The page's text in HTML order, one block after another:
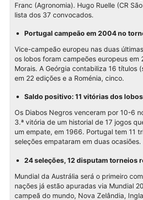
Franc (Agronomia). Hugo Ruelle (CR
lista dos 37 convocados.
Portugal campeão em 2004 no
Vice-campeão europeu nas duas
os lobos foram campeões europeus em
Morais. A Geórgia contabiliza 16 títulos
em 22 edições e a Roménia, cinco.
Saldo positivo: 11 vitórias dos lobos
Os Diabos Negros venceram por 10-6
3.ª vitória de um historial de 17 jogos
um empate, em 1966. Portugal tem 11
seleções empataram em duas ocasiões.
24 seleções, 12 disputam torneios
Mundial da Austrália será o primeiro
nações já estão apuradas via Mundial
campeã do mundo, Nova Zelândia,